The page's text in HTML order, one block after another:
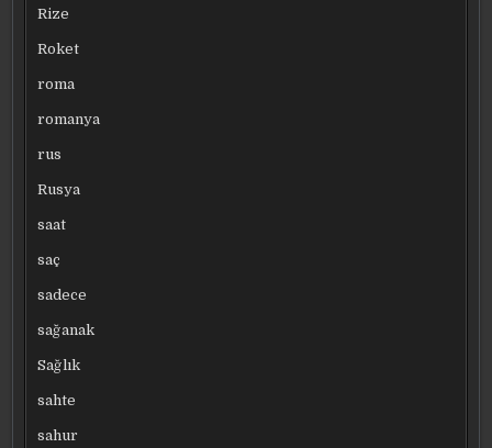
Rize
Roket
roma
romanya
rus
Rusya
saat
saç
sadece
sağanak
Sağlık
sahte
sahur